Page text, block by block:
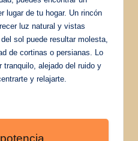
lugar de tu hogar. Un rincón
luz natural y vistas
sol puede resultar molesta,
de cortinas o persianas. Lo
tranquilo, alejado del ruido y
y relajarte.